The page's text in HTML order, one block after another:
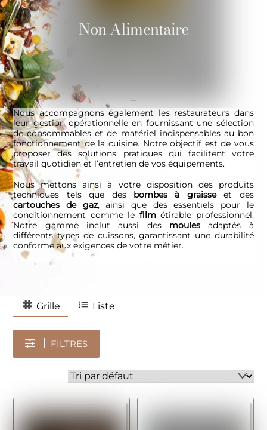
Non Alimentaire
Nous accompagnons également les restaurateurs dans
leur gestion opérationnelle en fournissant une sélection
de consommables et de matériel indispensables au bon
fonctionnement de la cuisine. Notre objectif est de vous
proposer des solutions pratiques qui facilitent votre
travail quotidien et l’entretien de vos équipements.
Nous mettons ainsi à votre disposition des produits
techniques tels que des bombes à graisseet des
cartouches de gaz, ainsi que des essentiels pour le
conditionnement comme le filmétirable professionnel.
Notre gamme inclut aussi des moulesadaptés à
différents types de cuissons, garantissant une durabilité
conforme aux exigences de votre métier.
Grille Liste
FILTRES